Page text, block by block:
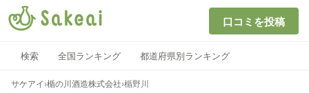
口コミを投稿
検索 全国ランキング 都道府県別ランキング
サケアイ ›楯の川酒造株式会社›楯野川